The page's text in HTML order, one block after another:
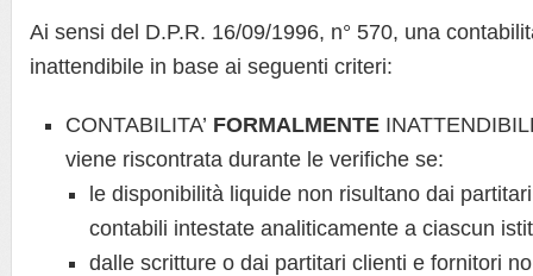
Ai sensi del D.P.R. 16/09/1996, n° 570, una
inattendibile in base ai seguenti criteri:
CONTABILITA’ FORMALMENTE
viene riscontrata durante le verifiche se:
le disponibilità liquide non risultano dai
contabili intestate analiticamente a ciascun
dalle scritture o dai partitari clienti e fornitori